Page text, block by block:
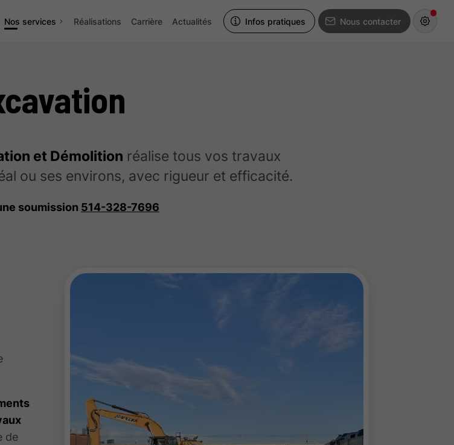
Nos services Réalisations Carrière Actualités Infos pratiques Nous contacter
et Démolition réalise tous vos travaux
ou ses environs, avec rigueur et efficacité.
soumission 514-328-7696
de